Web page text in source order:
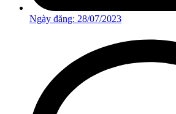
Ngày đăng: 28/07/2023